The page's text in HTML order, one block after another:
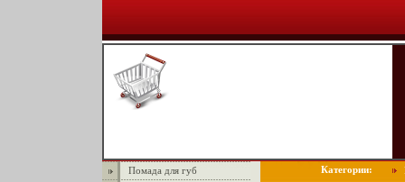
Помада для губ
Категории: